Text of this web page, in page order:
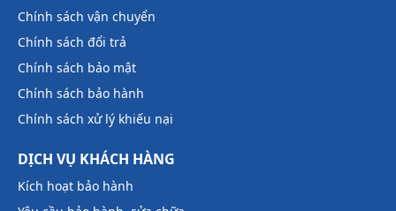
Chính sách vận chuyển
Chính sách đổi trả
Chính sách bảo mật
Chính sách bảo hành
Chính sách xử lý khiếu nại
DỊCH VỤ KHÁCH HÀNG
Kích hoạt bảo hành